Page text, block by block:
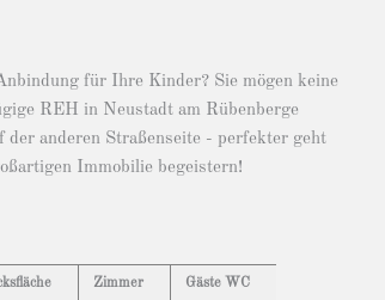
für Ihre Kinder? Sie mögen keine
REH in Neustadt am Rübenberge
anderen Straßenseite - perfekter geht
Immobilie begeistern!
Zimmer
Gäste WC